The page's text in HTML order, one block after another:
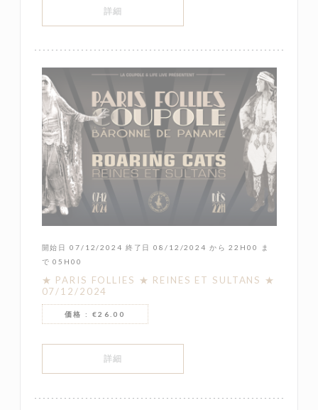
詳細
開始日 07/12/2024 終了日 08/12/2024 から 22H00 ま
で 05H00
★ PARIS FOLLIES ★ REINES ET SULTANS ★
07/12/2024
価格 : €26.00
詳細